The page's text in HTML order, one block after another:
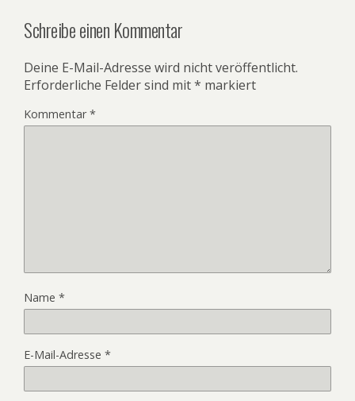
Schreibe einen Kommentar
Deine E-Mail-Adresse wird nicht veröffentlicht.
Erforderliche Felder sind mit* markiert
Kommentar*
Name *
E-Mail-Adresse *